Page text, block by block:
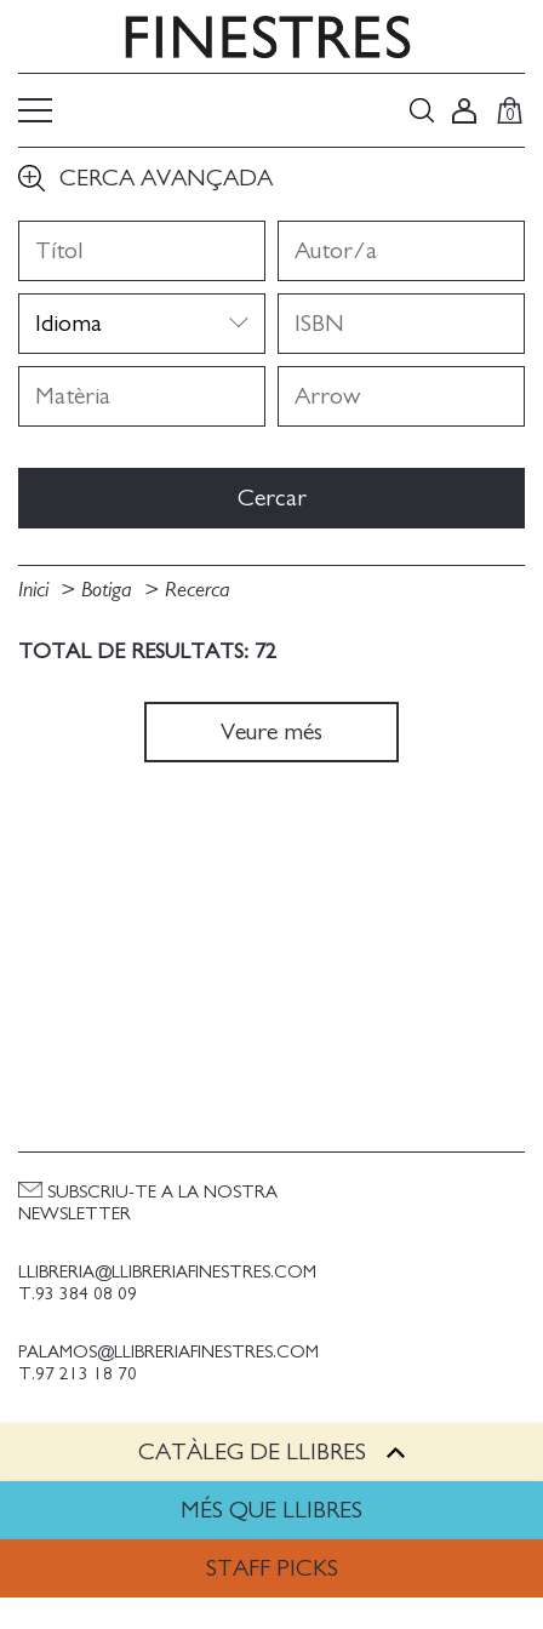
0
CERCA AVANÇADA
Inici Botiga Recerca
TOTAL DE RESULTATS: 72
CATÀLEG DE LLIBRES
MÉS QUE LLIBRES
STAFF PICKS
Veure més
LLIBRERIA@LLIBRERIAFINESTRES.COM
T.93 384 08 09
PALAMOS@LLIBRERIAFINESTRES.COM
T.97 213 18 70
PALESTINA@LLIBRERIAFINESTRES.COM
TREBALLA AMB NOSALTRES
SUBSCRIU-TE A LA NOSTRA
NEWSLETTER